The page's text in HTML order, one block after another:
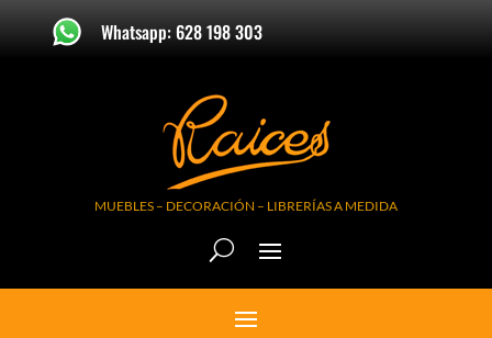
Whatsapp: 628 198 303
MUEBLES – DECORACIÓN – LIBRERÍAS A MEDIDA